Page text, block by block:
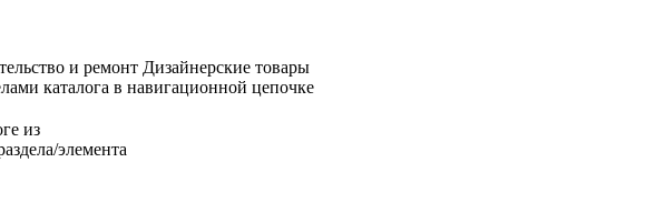
и ремонт Дизайнерские товары
каталога в навигационной цепочке
из
элемента